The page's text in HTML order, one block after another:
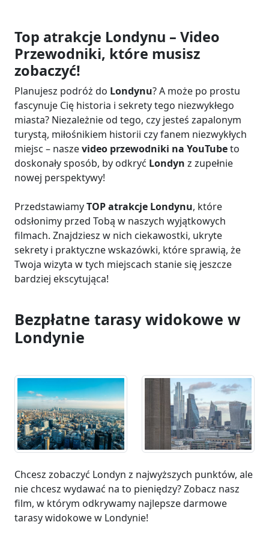
Top atrakcje Londynu – Video
Przewodniki, które musisz
zobaczyć!
Planujesz podróż do Londynu? A może po prostu
fascynuje Cię historia i sekrety tego niezwykłego
miasta? Niezależnie od tego, czy jesteś zapalonym
turystą, miłośnikiem historii czy fanem niezwykłych
miejsc – naszevideo przewodniki na YouTubeto
doskonały sposób, by odkryć Londyn z zupełnie
nowej perspektywy!
PrzedstawiamyTOP atrakcje Londynu, które
odsłonimy przed Tobą w naszych wyjątkowych
filmach. Znajdziesz w nich ciekawostki, ukryte
sekrety i praktyczne wskazówki, które sprawią, że
Twoja wizyta w tych miejscach stanie się jeszcze
bardziej ekscytująca!
Bezpłatne tarasy widokowe w
Londynie
Chcesz zobaczyć Londyn z najwyższych punktów, ale
nie chcesz wydawać na to pieniędzy? Zobacz nasz
film, w którym odkrywamy najlepsze darmowe
tarasy widokowe w Londynie!